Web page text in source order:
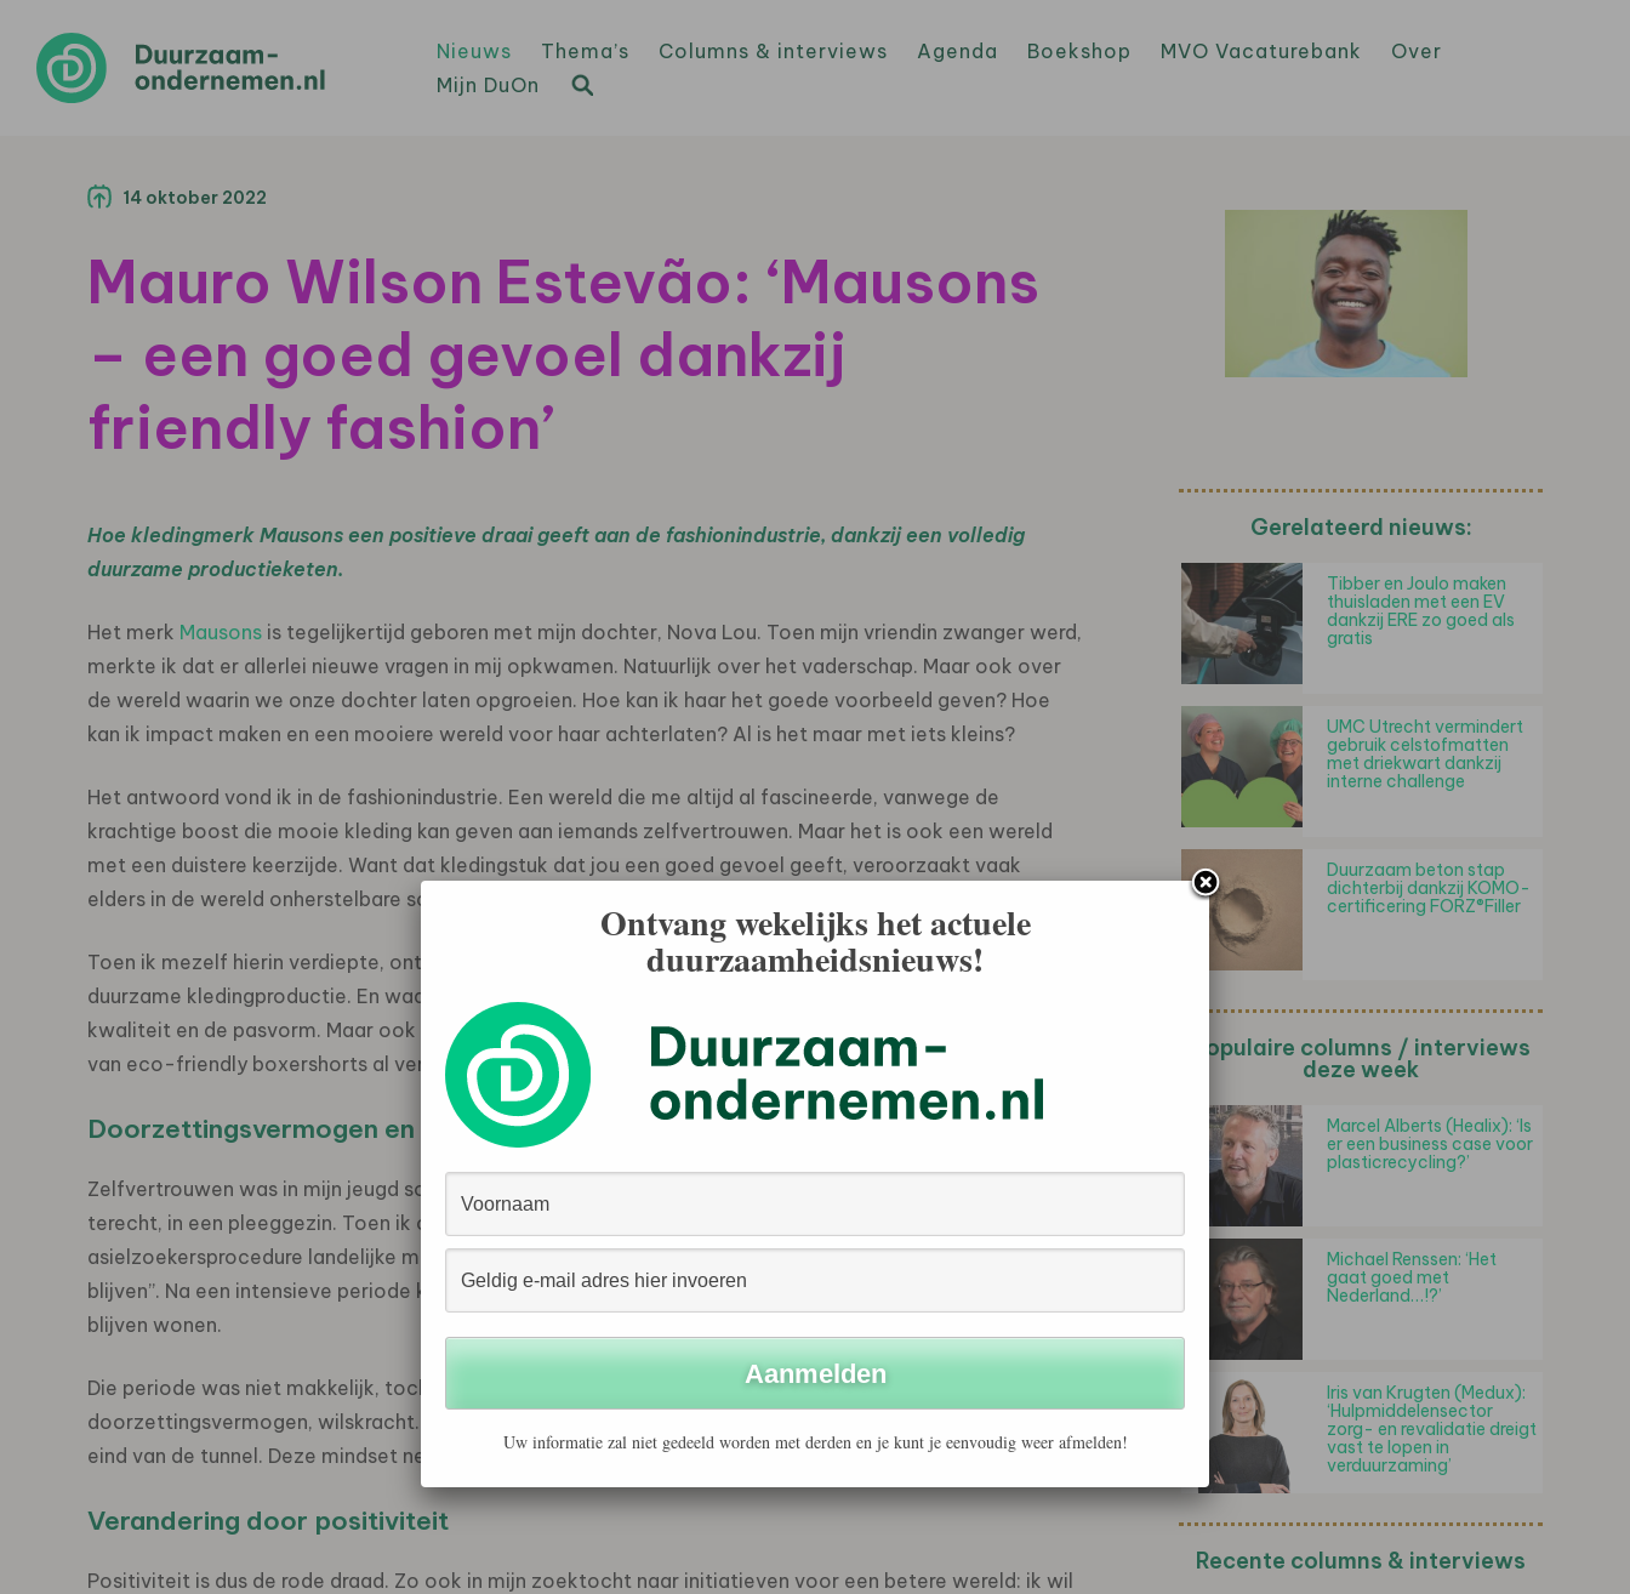
Nieuws Thema’s Columns & interviews Agenda Boekshop MVO Vacaturebank
Over
Mijn DuOn
14 oktober 2022
Mauro Wilson Estevão: ‘Mausons
– een goed gevoel dankzij
friendly fashion’
Hoe kledingmerk Mausons een positieve draai geeft aan de fashionindustrie, dankzij een volledig
duurzame productieketen.
Het merk Mausons is tegelijkertijd geboren met mijn dochter, Nova Lou. Toen mijn vriendin zwanger werd,
merkte ik dat er allerlei nieuwe vragen in mij opkwamen. Natuurlijk over het vaderschap. Maar ook over
de wereld waarin we onze dochter laten opgroeien. Hoe kan ik haar het goede voorbeeld geven? Hoe
kan ik impact maken en een mooiere wereld voor haar achterlaten? Al is het maar met iets kleins?
Het antwoord vond ik in de fashionindustrie. Een wereld die me altijd al fascineerde, vanwege de
krachtige boost die mooie kleding kan geven aan iemands zelfvertrouwen. Maar het is ook een wereld
met een duistere keerzijde. Want dat kledingstuk dat jou een goed gevoel geeft, veroorzaakt vaak
elders in de wereld onherstelbare schade.
Toen ik mezelf hierin verdiepte, ontstond het idee voor Mausons. Een merk waarmee ik mij inzet voor
duurzame kledingproductie. En waarmee ik hoop mensen zelfvertrouwen te geven. Niet alleen dankzij de
kwaliteit en de pasvorm. Maar ook dankzij de gedachte, dat je met iets simpels als de bewuste aanschaf
van eco-friendly boxershorts al verschil kunt maken in de toekomst van onze wereld.
Doorzettingsvermogen en wilskracht
Zelfvertrouwen was in mijn jeugd sowieso een belangrijk thema. Op mijn achtste kwam ik in Nederland
terecht, in een pleeggezin. Toen ik op mijn 18
e
asielzoekersprocedure landelijke media-aandacht: familie en vrienden begonnen de actie ‘’Mauro moet
blijven’’. Na een intensieve periode kreeg ik een verblijfsvergunning, en mocht ik definitief in Nederland
blijven wonen.
Die periode was niet makkelijk, toch kijk ik positief terug op wat het mij gebracht heeft:
doorzettingsvermogen, wilskracht. Nu weet ik dat hoe naar een situatie ook is, er altijd licht is aan het
eind van de tunnel. Deze mindset neem ik mee in alles wat ik doe.
Verandering door positiviteit
Positiviteit is dus de rode draad. Zo ook in mijn zoektocht naar initiatieven voor een betere wereld: ik wil
Gerelateerd nieuws:
Tibber en Joulo maken
thuisladen met een EV
dankzij ERE zo goed als
gratis
UMC Utrecht vermindert
gebruik celstofmatten
met driekwart dankzij
interne challenge
Duurzaam beton stap
dichterbij dankzij KOMO-
certificering FORZ®Filler
Populaire columns / interviews
deze week
Marcel Alberts (Healix): ‘Is
er een business case voor
plasticrecycling?’
Michael Renssen: ‘Het
gaat goed met
Nederland…!?’
Iris van Krugten (Medux):
‘Hulpmiddelensector
zorg- en revalidatie dreigt
vast te lopen in
verduurzaming’
Recente columns & interviews
Ontvang wekelijks het actuele
duurzaamheidsnieuws!
Uw informatie zal niet gedeeld worden met derden en je kunt je eenvoudig weer afmelden!